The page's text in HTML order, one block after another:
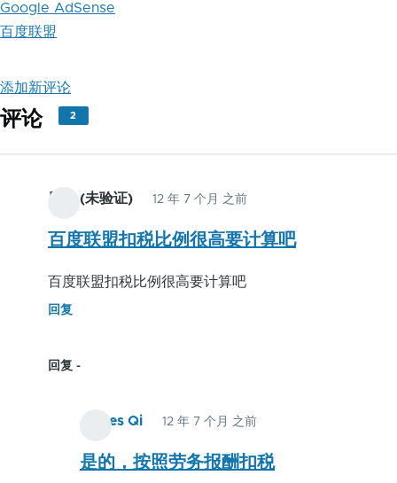
Google AdSense
百度联盟
添加新评论
评论 2
朋友 (未验证) 12 年 7 个月 之前
百度联盟扣税比例很高要计算吧
百度联盟扣税比例很高要计算吧
回复
回复
James Qi 12 年 7 个月 之前
友
是的，按照劳务报酬扣税